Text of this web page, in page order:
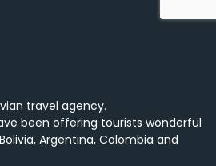
travel agency.
been offering tourists wonderful
Argentina, Colombia and